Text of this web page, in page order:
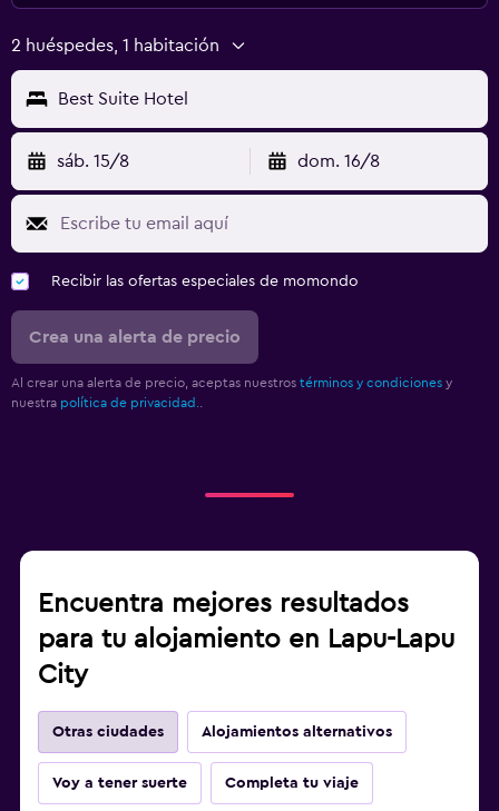
2 huéspedes, 1 habitación
Best Suite Hotel
sáb. 15/8 dom. 16/8
Recibir las ofertas especiales de momondo
Crea una alerta de precio
Al crear una alerta de precio, aceptas nuestros términos y condiciones y
nuestra política de privacidad.
Encuentra mejores resultados
para tu alojamiento en Lapu-Lapu
City
Otras ciudades Alojamientos alternativos
Voy a tener suerte Completa tu viaje